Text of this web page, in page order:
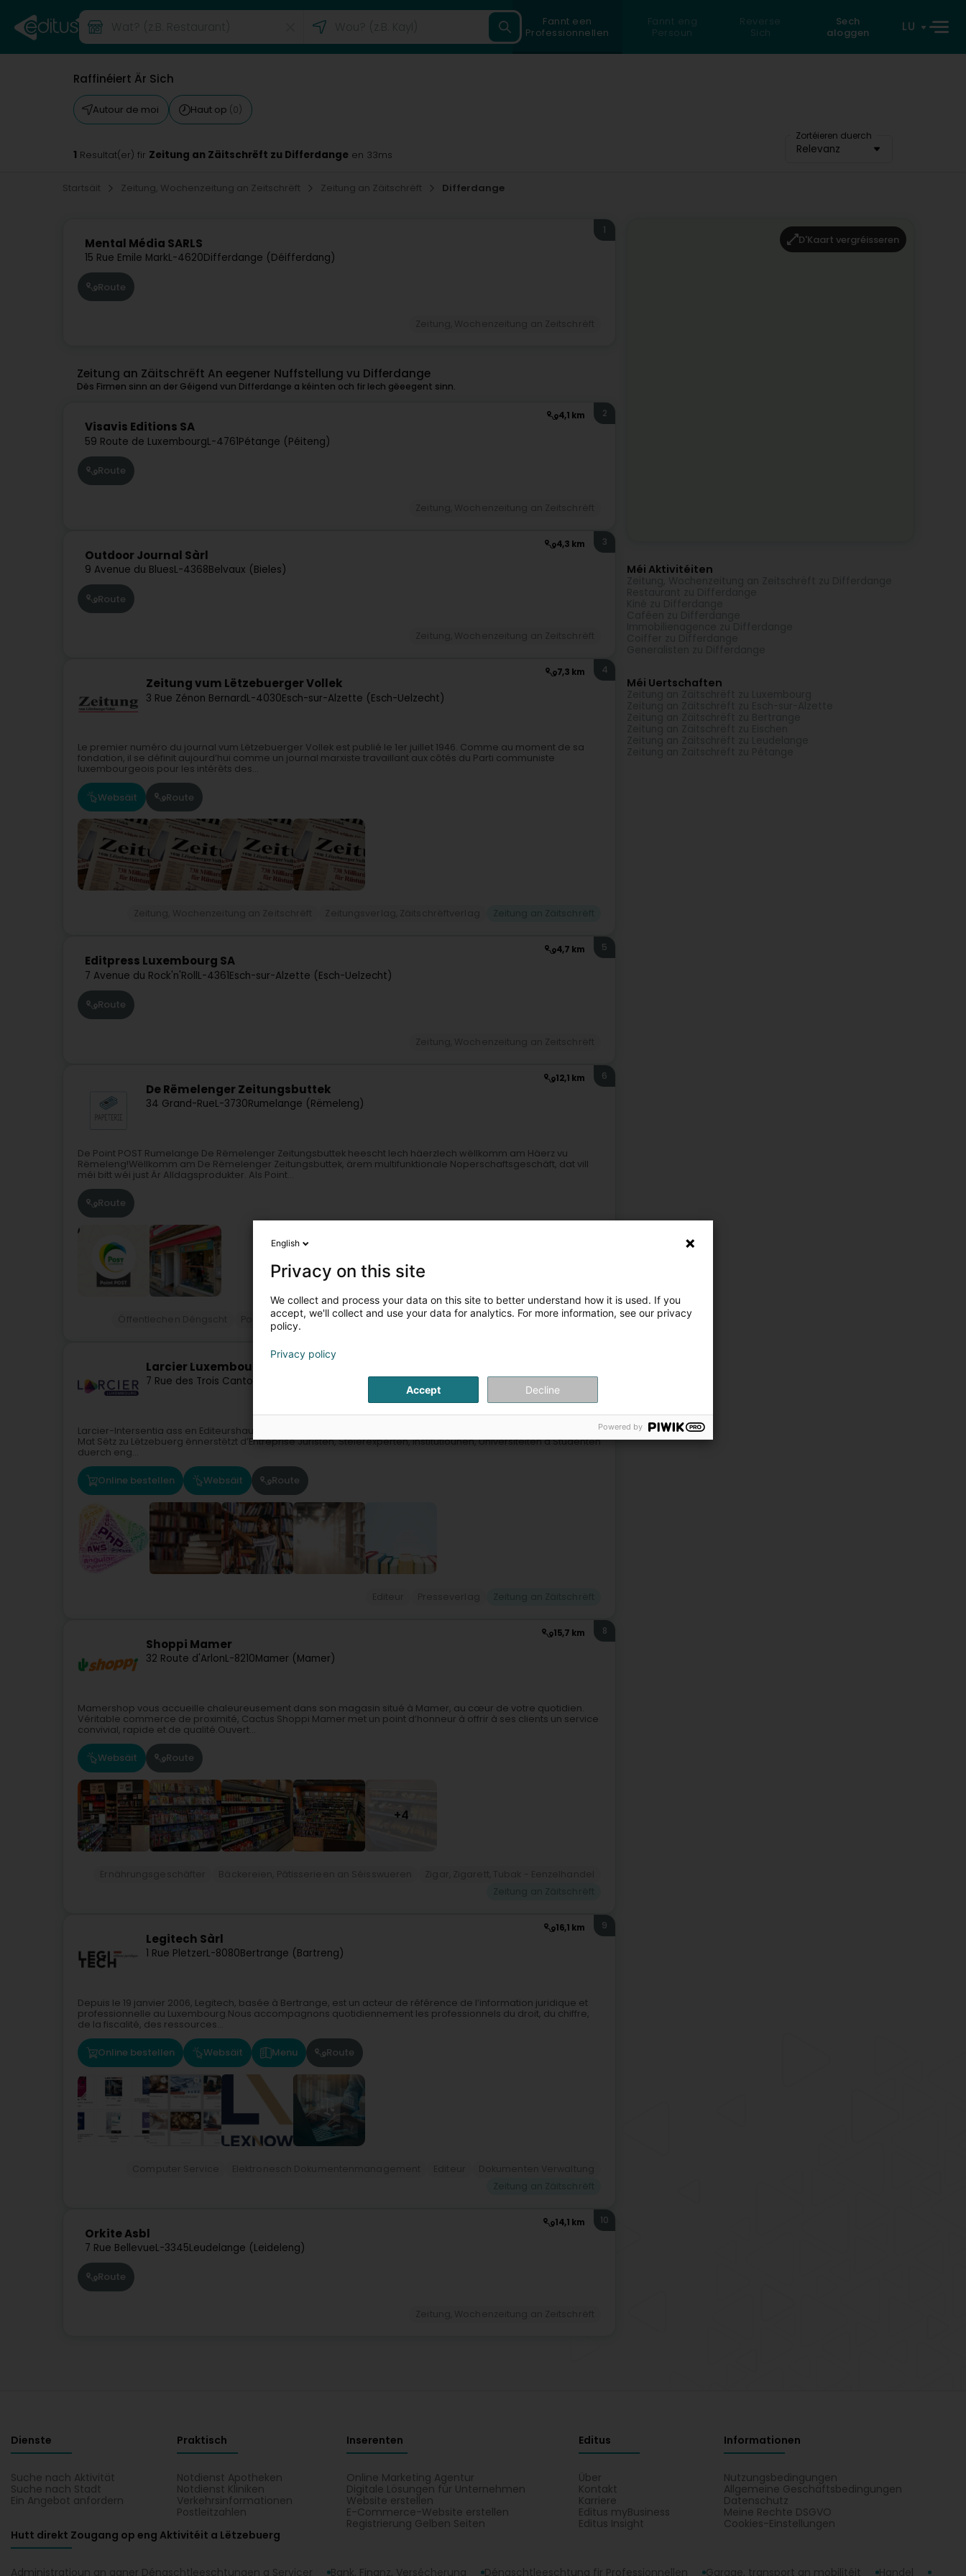
Fannt een
Professionnellen
Fannt eng
Persoun
Reverse
Sich
Sech
aloggen
LU
Raffinéiert Är Sich
Autour de moi Haut op (0)
Zortéieren duerch
Relevanz
1 Resultat(er) fir Zeitung an Zäitschrëft zu Differdange en 33ms
Startsäit Zeitung, Wochenzeitung an Zeitschrëft Zeitung an Zäitschrëft Differdange
Mental Média SARLS
15 Rue Emile MarkL-4620Differdange (Déifferdang)
1
Route
Zeitung an Zäitschrëft An eegener Nuffstellung vu Differdange
Dës Firmen sinn an der Géigend vun Differdange a kéinten och fir Iech gëeegent sinn.
4,1 km
Visavis Editions SA
59 Route de LuxembourgL-4761Pétange (Péiteng)
2
Route
4,3 km
Outdoor Journal Sàrl
9 Avenue du BluesL-4368Belvaux (Bieles)
3
Route
7,3 km
Zeitung vum Lëtzebuerger Vollek
3 Rue Zénon BernardL-4030Esch-sur-Alzette (Esch-Uelzecht)
4
Le premier numéro du journal vum Lëtzebuerger Vollek est publié le 1er juillet 1946. Comme au moment de sa
fondation, il se définit aujourd’hui comme un journal marxiste travaillant aux côtés du Parti communiste
luxembourgeois pour les intérêts des...
Websäit Route
4,7 km
Editpress Luxembourg SA
7 Avenue du Rock'n'RollL-4361Esch-sur-Alzette (Esch-Uelzecht)
5
Route
12,1 km
De Rëmelenger Zeitungsbuttek
34 Grand-RueL-3730Rumelange (Rëmeleng)
6
De Point POST Rumelange De Rëmelenger Zeitungsbuttek heescht Iech häerzlech wëllkomm am Häerz vu
Rëmeleng!Wëllkomm am De Rëmelenger Zeitungsbuttek, ärem multifunktionale Noperschaftsgeschäft, dat vill
méi bitt wéi just Är Alldagsprodukter. Als Point...
Route
Postbüro Schreiwwueren Elektronesch Zigarett Zeitung an Zäitschrëft
Larcier Luxembourg
7 Rue des Trois Cantons Windhof (Koerich)
Larcier-Intersentia ass en Editeurshaus spezialiséiert op lëtzebuergescht, europäescht an internationaalt Recht.
Mat Sëtz zu Lëtzebuerg ënnerstëtzt d’Entreprise Juristen, Steierexperten, Institutiounen, Universitéiten a Studenten
duerch eng...
Online bestellen Websäit Route
15,7 km
Shoppi Mamer
32 Route d'ArlonL-8210Mamer (Mamer)
8
Mamershop vous accueille chaleureusement dans son magasin situé à Mamer, au cœur de votre quotidien.
Véritable commerce de proximité, Cactus Shoppi Mamer met un point d’honneur à offrir à ses clients un service
convivial, rapide et de qualité.Ouvert...
Websäit Route
+4
16,1 km
Legitech Sàrl
1 Rue PletzerL-8080Bertrange (Bartreng)
9
Depuis le 19 janvier 2006, Legitech, basée à Bertrange, est un acteur de référence de l’information juridique et
professionnelle au Luxembourg.Nous accompagnons quotidiennement les professionnels du droit, du chiffre,
de la fiscalité, des ressources...
Online bestellen Websäit Menu Route
14,1 km
Orkite Asbl
7 Rue BellevueL-3345Leudelange (Leideleng)
10
Route
D'Kaart vergréisseren
Méi Aktivitéiten
Méi Uertschaften
Dienste
Suche nach Aktivität
Suche nach Stadt
Ein Angebot anfordern
Praktisch
Notdienst Apotheken
Notdienst Kliniken
Verkehrsinformationen
Postleitzahlen
Inserenten
Online Marketing Agentur
Digitale Lösungen für Unternehmen
Website erstellen
E-Commerce-Website erstellen
Registrierung Gelben Seiten
Editus
Über
Kontakt
Karriere
Editus myBusiness
Editus Insight
Informationen
Nutzungsbedingungen
Allgemeine Geschäftsbedingungen
Datenschutz
Meine Rechte DSGVO
Cookies-Einstellungen
Hutt direkt Zougang op eng Aktivitéit a Lëtzebuerg
Administratioun an aaner Déngschtleeschtungen a Servicer Bank, Finanz, Versécherung Déngschtleeschtung fir Professionnellen Garage, transport an mobilitéit Handel
English
Privacy on this site
We collect and process your data on this site to better understand how it is used. If you
accept, we'll collect and use your data for analytics. For more information, see our privacy
policy.
Privacy policy
Accept Decline
Powered by